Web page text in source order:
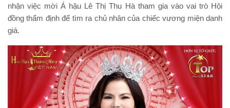
nhận việc mời Á hậu Lê Thị Thu Hà tham gia vào vai trò Hội
đồng thẩm định để tìm ra chủ nhân của chiếc vương miện danh
giá.